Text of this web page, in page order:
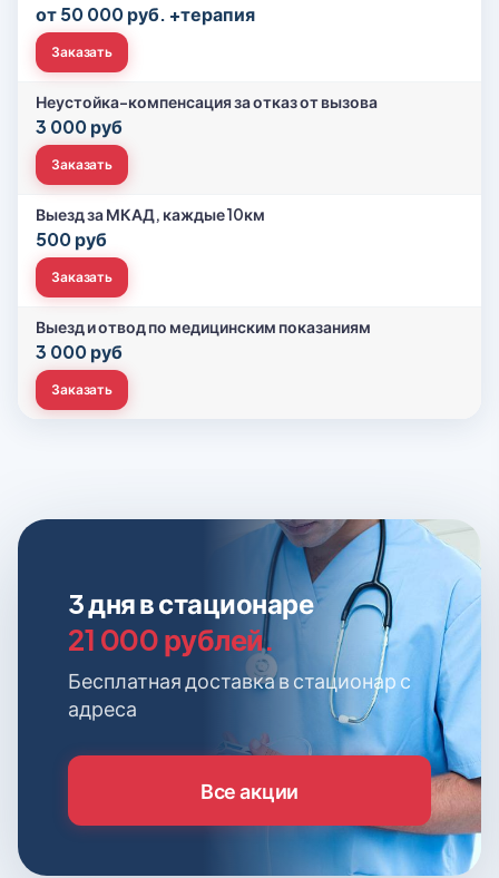
от 50 000 руб. +терапия
Заказать
Неустойка-компенсация за отказ от вызова
3 000 руб
Заказать
Выезд за МКАД, каждые 10км
500 руб
Заказать
Выезд и отвод по медицинским показаниям
3 000 руб
Заказать
3 дня в стационаре
21 000 рублей.
Бесплатная доставка в стационар с
адреса
Все акции